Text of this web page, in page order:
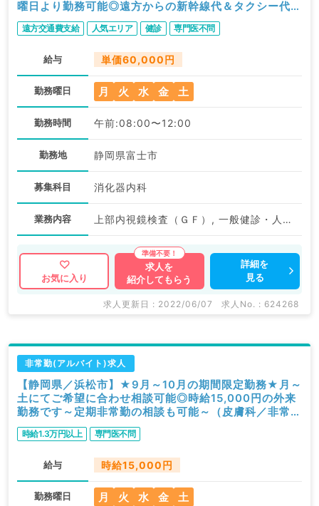
曜日より勤務可能◎遠方からの新幹線代＆タクシー代支
給あり（消化器内科／非常勤）
遠方交通費支給 人気エリア 健診 専門医不問
給与 単価60,000円
勤務曜日 月 火 水 金 土
勤務時間 午前:08:00〜12:00
勤務地 静岡県富士市
募集科目 消化器内科
業務内容 上部内視鏡検査（ＧＦ）, 一般健診・人間ドック
お気に入り
求人を
紹介してもらう
詳細を
見る
求人更新日 : 2022/06/07 求人No. : 624268
非常勤(アルバイト)求人
【静岡県／浜松市】★9月～10月の期間限定勤務★月～
土にてご希望に合わせ相談可能◎時給15,000円の外来
勤務です～定期非常勤の相談も可能～（皮膚科／非常
勤）
時給1.3万円以上 専門医不問
給与 時給15,000円
勤務曜日 月 火 水 金 土